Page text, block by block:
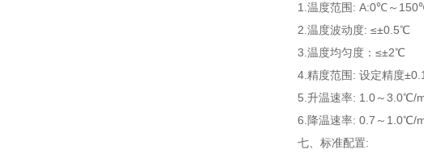
1.温度范围: A:0℃～
2.温度波动度: ≤±0.5℃
3.温度均匀度：≤±2℃
4.精度范围: 设定精度
5.升温速率: 1.0～3.0℃/
6.降温速率: 0.7～1.0℃/
七、 标准配置: